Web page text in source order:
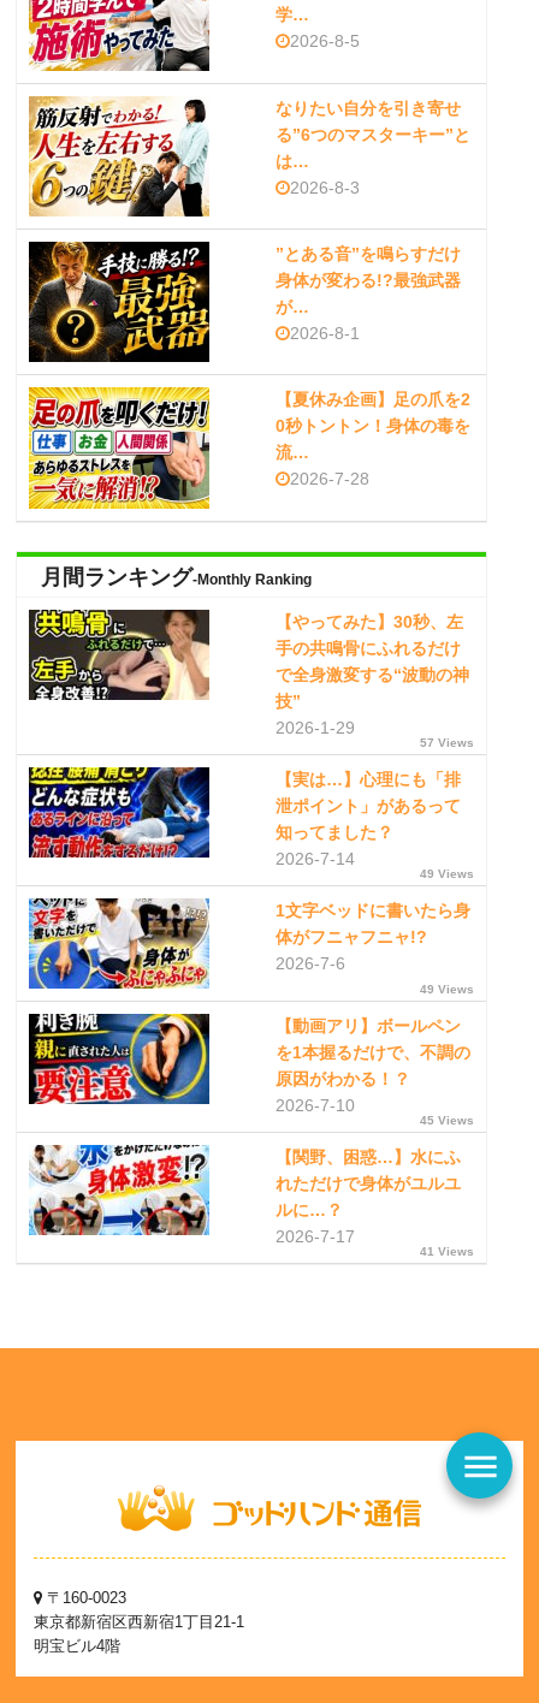
学…
2026-8-5
なりたい自分を引き寄せ
る”6つのマスターキー”と
は…
2026-8-3
”とある音”を鳴らすだけ
身体が変わる!?最強武器
が…
2026-8-1
【夏休み企画】足の爪を2
0秒トントン！身体の毒を
流…
2026-7-28
月間ランキング-Monthly Ranking
【やってみた】30秒、左
手の共鳴骨にふれるだけ
で全身激変する“波動の神
技”
2026-1-29
57 Views
【実は…】心理にも「排
泄ポイント」があるって
知ってました？
2026-7-14
49 Views
1文字ベッドに書いたら身
体がフニャフニャ!?
2026-7-6
49 Views
【動画アリ】ボールペン
を1本握るだけで、不調の
原因がわかる！？
2026-7-10
45 Views
【関野、困惑…】水にふ
れただけで身体がユルユ
ルに…？
2026-7-17
41 Views
menu
〒160-0023
東京都新宿区西新宿1丁目21-1
明宝ビル4階